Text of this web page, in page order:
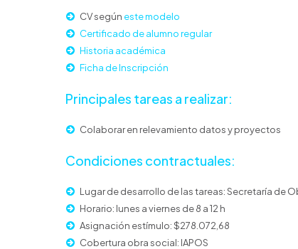
CV según este modelo
Certificado de alumno regular
Historia académica
Ficha de Inscripción
Principales tareas a realizar:
Colaborar en relevamiento datos y proyectos
Condiciones contractuales:
Lugar de desarrollo de las tareas: Secretaría de
Horario: lunes a viernes de 8 a 12 h
Asignación estímulo: $278.072,68
Cobertura obra social: IAPOS